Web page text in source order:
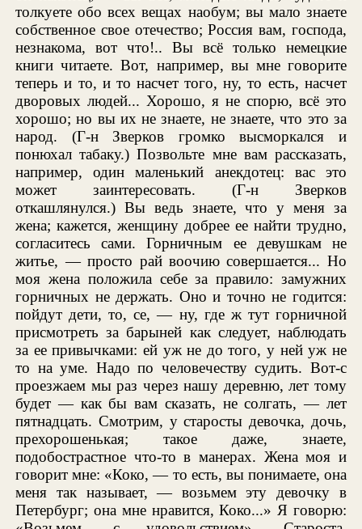
толкуете обо всех вещах наобум; вы мало знаете
собственное свое отечество; Россия вам, господа,
незнакома, вот что!.. Вы всё только немецкие
книги читаете. Вот, например, вы мне говорите
теперь и то, и то насчет того, ну, то есть, насчет
дворовых людей... Хорошо, я не спорю, всё это
хорошо; но вы их не знаете, не знаете, что это за
народ. (Г-н Зверков громко высморкался и
понюхал табаку.) Позвольте мне вам рассказать,
например, один маленький анекдотец: вас это
может заинтересовать. (Г-н Зверков
откашлянулся.) Вы ведь знаете, что у меня за
жена; кажется, женщину добрее ее найти трудно,
согласитесь сами. Горничным ее девушкам не
житье, — просто рай воочию совершается... Но
моя жена положила себе за правило: замужних
горничных не держать. Оно и точно не годится:
пойдут дети, то, се, — ну, где ж тут горничной
присмотреть за барыней как следует, наблюдать
за ее привычками: ей уж не до того, у ней уж не
то на уме. Надо по человечеству судить. Вот-с
проезжаем мы раз через нашу деревню, лет тому
будет — как бы вам сказать, не солгать, — лет
пятнадцать. Смотрим, у старосты девочка, дочь,
прехорошенькая; такое даже, знаете,
подобострастное что-то в манерах. Жена моя и
говорит мне: «Коко, — то есть, вы понимаете, она
меня так называет, — возьмем эту девочку в
Петербург; она мне нравится, Коко...» Я говорю: